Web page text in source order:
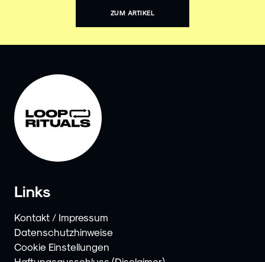
ZUM ARTIKEL
Links
Kontakt / Impressum
Datenschutzhinweise
Cookie Einstellungen